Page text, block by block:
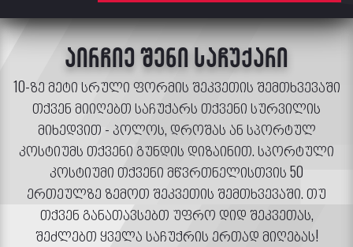
აირჩიე შენი საჩუქარი
10-ზე მეტი სრული ფორმის შეკვეთის შემთხვევაში
თქვენ მიიღებთ საჩუქარს თქვენი სურვილის
მიხედვით - პოლოს, დროშას ან სპორტულ
კოსტიუმს თქვენი გუნდის დიზაინით. სპორტული
კოსტიუმი თქვენი მწვრთნელისთვის 50
ერთეულზე ზემოთ შეკვეთის შემთხვევაში. თუ
თქვენ განათავსებთ უფრო დიდ შეკვეთას,
შეძლებთ ყველა საჩუქრის ერთად მიღებას!